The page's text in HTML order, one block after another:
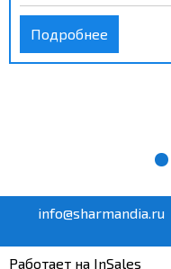
Подробнее
info@sharmandia.ru
Работает на InSales